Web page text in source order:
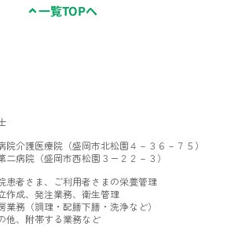
一覧TOPへ
院介護医療院（盛岡市北松園４－３６－７５）
二病院（盛岡市西松園３ー２２－３）
患者さま、ご利用者さまの栄養管理
作成、発注業務、衛生管理
業務（調理・配膳下膳・洗浄など）
他、附帯する業務など